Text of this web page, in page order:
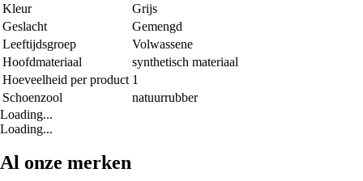
Kleur
Grijs
Geslacht
Gemengd
Leeftijdsgroep
Volwassene
Hoofdmateriaal
synthetisch materiaal
Hoeveelheid per product 1
Schoenzool
natuurrubber
Loading...
Loading...
Al onze merken